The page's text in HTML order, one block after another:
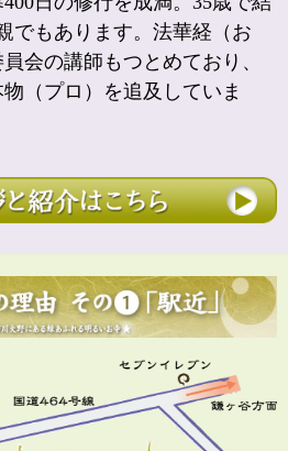
でもあります。法華経（お
会の講師もつとめており、
（プロ）を追及していま